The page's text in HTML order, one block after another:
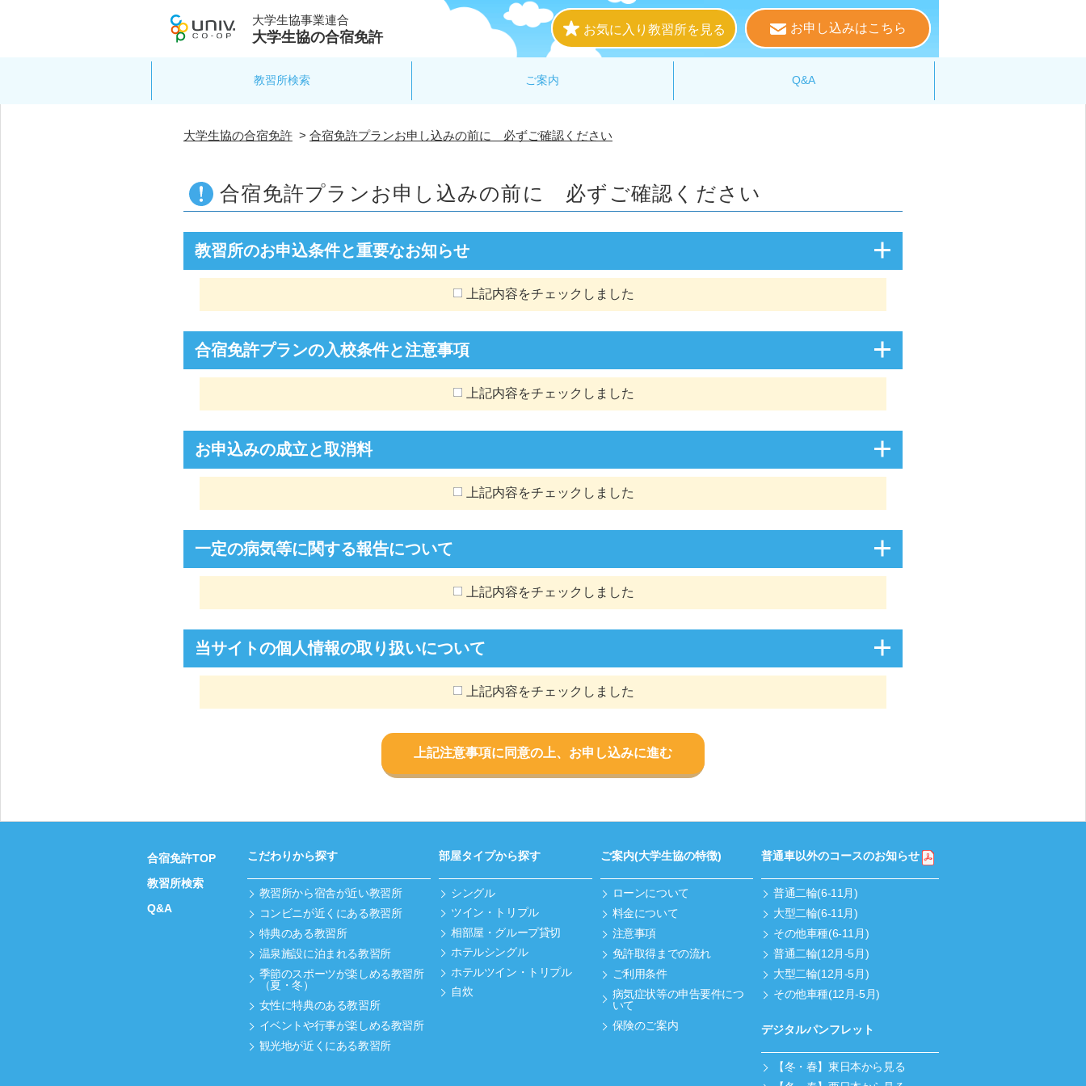
大学生協事業連合
大学生協の合宿免許 お気に入り教習所を見る お申し込みはこちら
教習所検索 ご案内 Q&A
大学生協の合宿免許 > 合宿免許プランお申し込みの前に 必ずご確認ください
合宿免許プランお申し込みの前に 必ずご確認ください
教習所のお申込条件と重要なお知らせ
上記内容をチェックしました
合宿免許プランの入校条件と注意事項
上記内容をチェックしました
お申込みの成立と取消料
上記内容をチェックしました
一定の病気等に関する報告について
上記内容をチェックしました
当サイトの個人情報の取り扱いについて
上記内容をチェックしました
上記注意事項に同意の上、お申し込みに進む
合宿免許TOP
教習所検索
Q&A
こだわりから探す
教習所から宿舎が近い教習所
コンビニが近くにある教習所
特典のある教習所
温泉施設に泊まれる教習所
季節のスポーツが楽しめる教習所
（夏・冬）
女性に特典のある教習所
イベントや行事が楽しめる教習所
観光地が近くにある教習所
部屋タイプから探す
シングル
ツイン・トリプル
相部屋・グループ貸切
ホテルシングル
ホテルツイン・トリプル
自炊
ご案内(大学生協の特徴)
ローンについて
料金について
注意事項
免許取得までの流れ
ご利用条件
病気症状等の申告要件につ
いて
保険のご案内
普通車以外のコースのお知らせ
普通二輪(6-11月)
大型二輪(6-11月)
その他車種(6-11月)
普通二輪(12月-5月)
大型二輪(12月-5月)
その他車種(12月-5月)
デジタルパンフレット
【冬・春】東日本から見る